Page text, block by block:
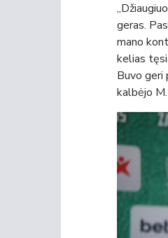
geras.
mano
kelias
Buvo geri
kalbėjo